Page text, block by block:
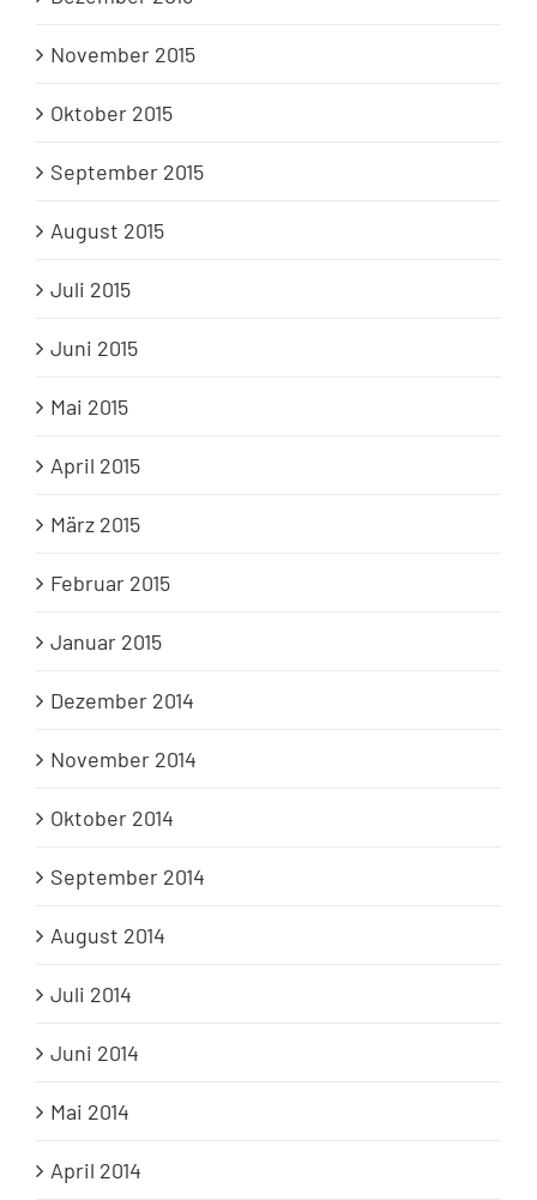
November 2015
Oktober 2015
September 2015
August 2015
Juli 2015
Juni 2015
Mai 2015
April 2015
März 2015
Februar 2015
Januar 2015
Dezember 2014
November 2014
Oktober 2014
September 2014
August 2014
Juli 2014
Juni 2014
Mai 2014
April 2014